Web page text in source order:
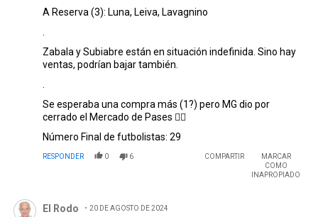
A Reserva (3): Luna, Leiva, Lavagnino
Zabala y Subiabre están en situación indefinida. Sino hay
ventas, podrían bajar también.
Se esperaba una compra más (1?) pero MG dio por
cerrado el Mercado de Pases 🤷‍♂️
Número Final de futbolistas: 29
RESPONDER 0 6 COMPARTIR
MARCAR
COMO
INAPROPIADO
Comentario de El Rodo.
El Rodo 20 DE AGOSTO DE 2024